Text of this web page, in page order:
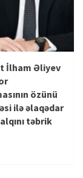
İlham Əliyev
özünü
ilə əlaqədar
təbrik